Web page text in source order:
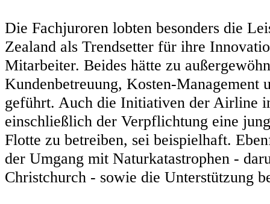
Die Fachjuroren lobten besonders die
Zealand als Trendsetter für ihre
Mitarbeiter. Beides hätte zu
Kundenbetreuung, Kosten-Management
geführt. Auch die Initiativen der Airline
einschließlich der Verpflichtung eine
Flotte zu betreiben, sei beispielhaft.
der Umgang mit Naturkatastrophen -
Christchurch - sowie die Unterstützung